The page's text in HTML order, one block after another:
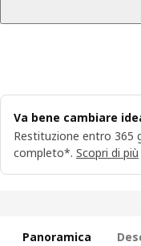
Va bene cambiare
Restituzione entro 365
completo*. Scopri di più
Panoramica